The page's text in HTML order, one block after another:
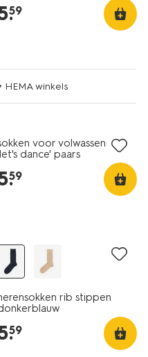
.
59
HEMA winkels
voor volwassenen
dance' paars
.
59
rib stippen
.
59